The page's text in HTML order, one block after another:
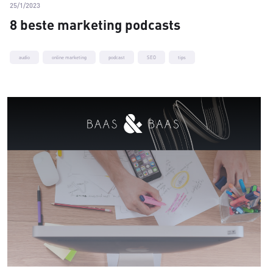
audio online marketing podcast SEO tips
25/1/2023
8 beste marketing podcasts